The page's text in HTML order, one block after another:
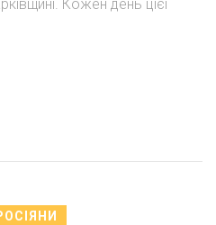
Кожен день цієї